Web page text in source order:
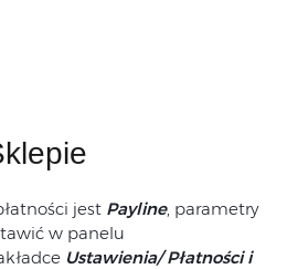
jest Payline, parametry
w panelu
Ustawienia/ Płatności i